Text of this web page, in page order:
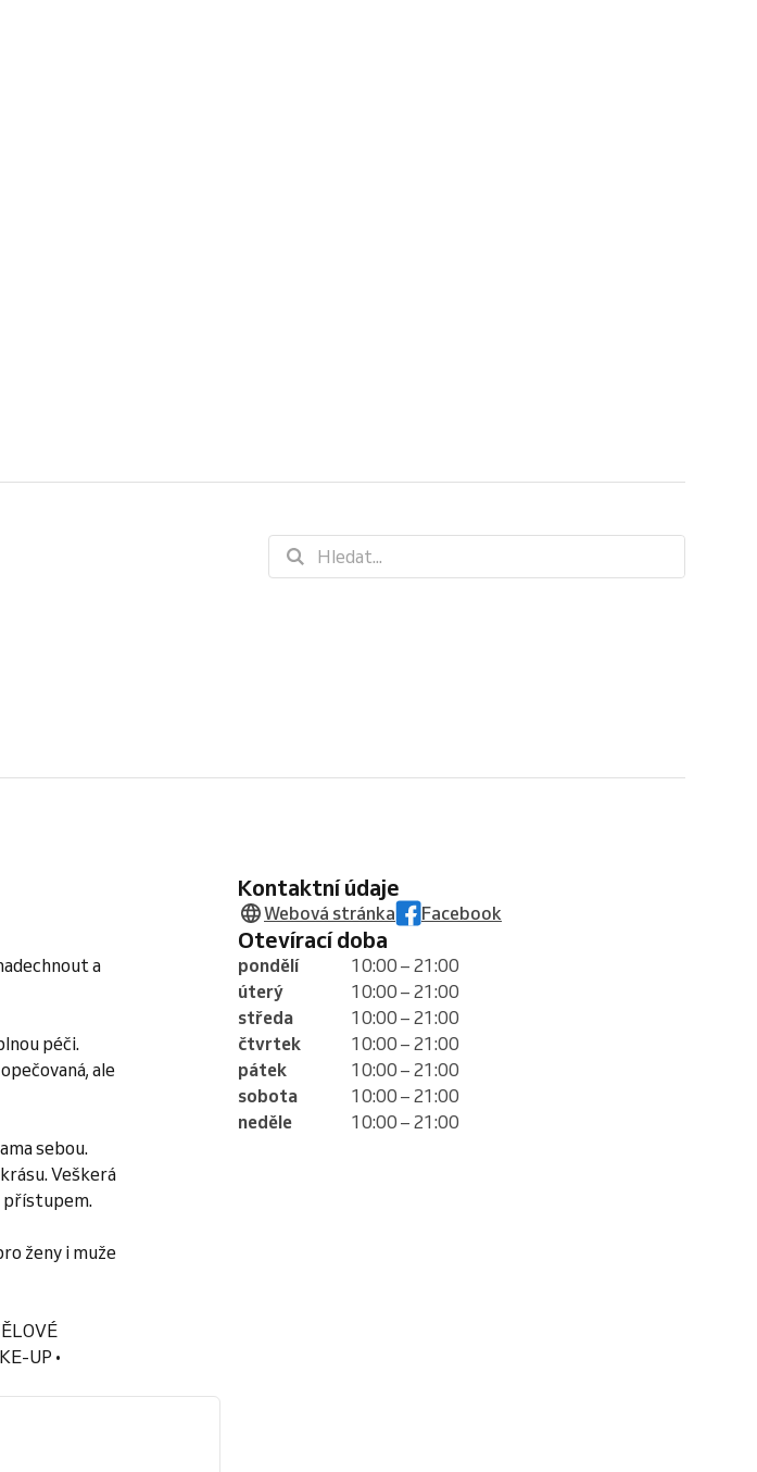
a
péči.
ale
sebou.
Veškerá
přístupem.
ženy i muže
UP •
Kontaktní údaje
Webová stránka Facebook
Otevírací doba
pondělí
10:00 – 21:00
úterý
10:00 – 21:00
středa
10:00 – 21:00
čtvrtek
10:00 – 21:00
pátek
10:00 – 21:00
sobota
10:00 – 21:00
neděle
10:00 – 21:00